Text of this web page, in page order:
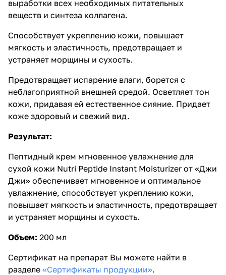
выработки всех необходимых питательных
веществ и синтеза коллагена.
Способствует укреплению кожи, повышает
мягкость и эластичность, предотвращает и
устраняет морщины и сухость.
Предотвращает испарение влаги, борется с
неблагоприятной внешней средой. Осветляет тон
кожи, придавая ей естественное сияние. Придает
коже здоровый и свежий вид.
Результат:
Пептидный крем мгновенное увлажнение для
сухой кожи Nutri Peptide Instant Moisturizer от «Джи
Джи» обеспечивает мгновенное и оптимальное
увлажнение, способствует укреплению кожи,
повышает мягкость и эластичность, предотвращает
и устраняет морщины и сухость.
Объем: 200 мл
Сертификат на препарат Вы можете найти в
разделе «Сертификаты продукции».